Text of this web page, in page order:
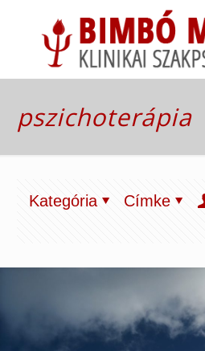
pszichoterápia
Kategória Címke